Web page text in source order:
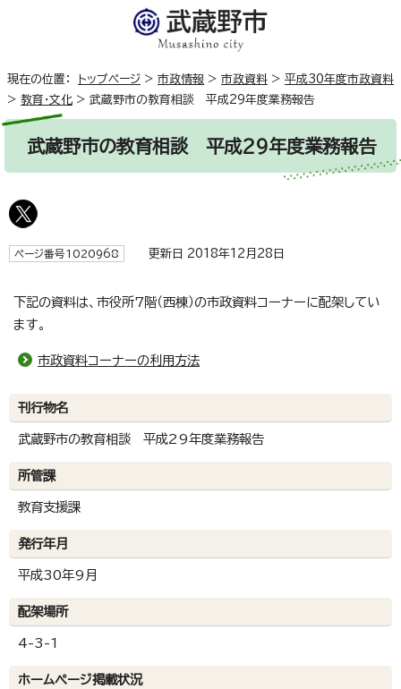
現在の位置： トップページ > 市政情報 > 市政資料 > 平成30年度市政資料
> 教育・文化 > 武蔵野市の教育相談 平成29年度業務報告
武蔵野市の教育相談 平成29年度業務報告
ページ番号1020968 更新日 2018年12月28日
下記の資料は、市役所7階（西棟）の市政資料コーナーに配架してい
ます。
市政資料コーナーの利用方法
刊行物名
武蔵野市の教育相談 平成29年度業務報告
所管課
教育支援課
発行年月
平成30年9月
配架場所
4-3-1
ホームページ掲載状況